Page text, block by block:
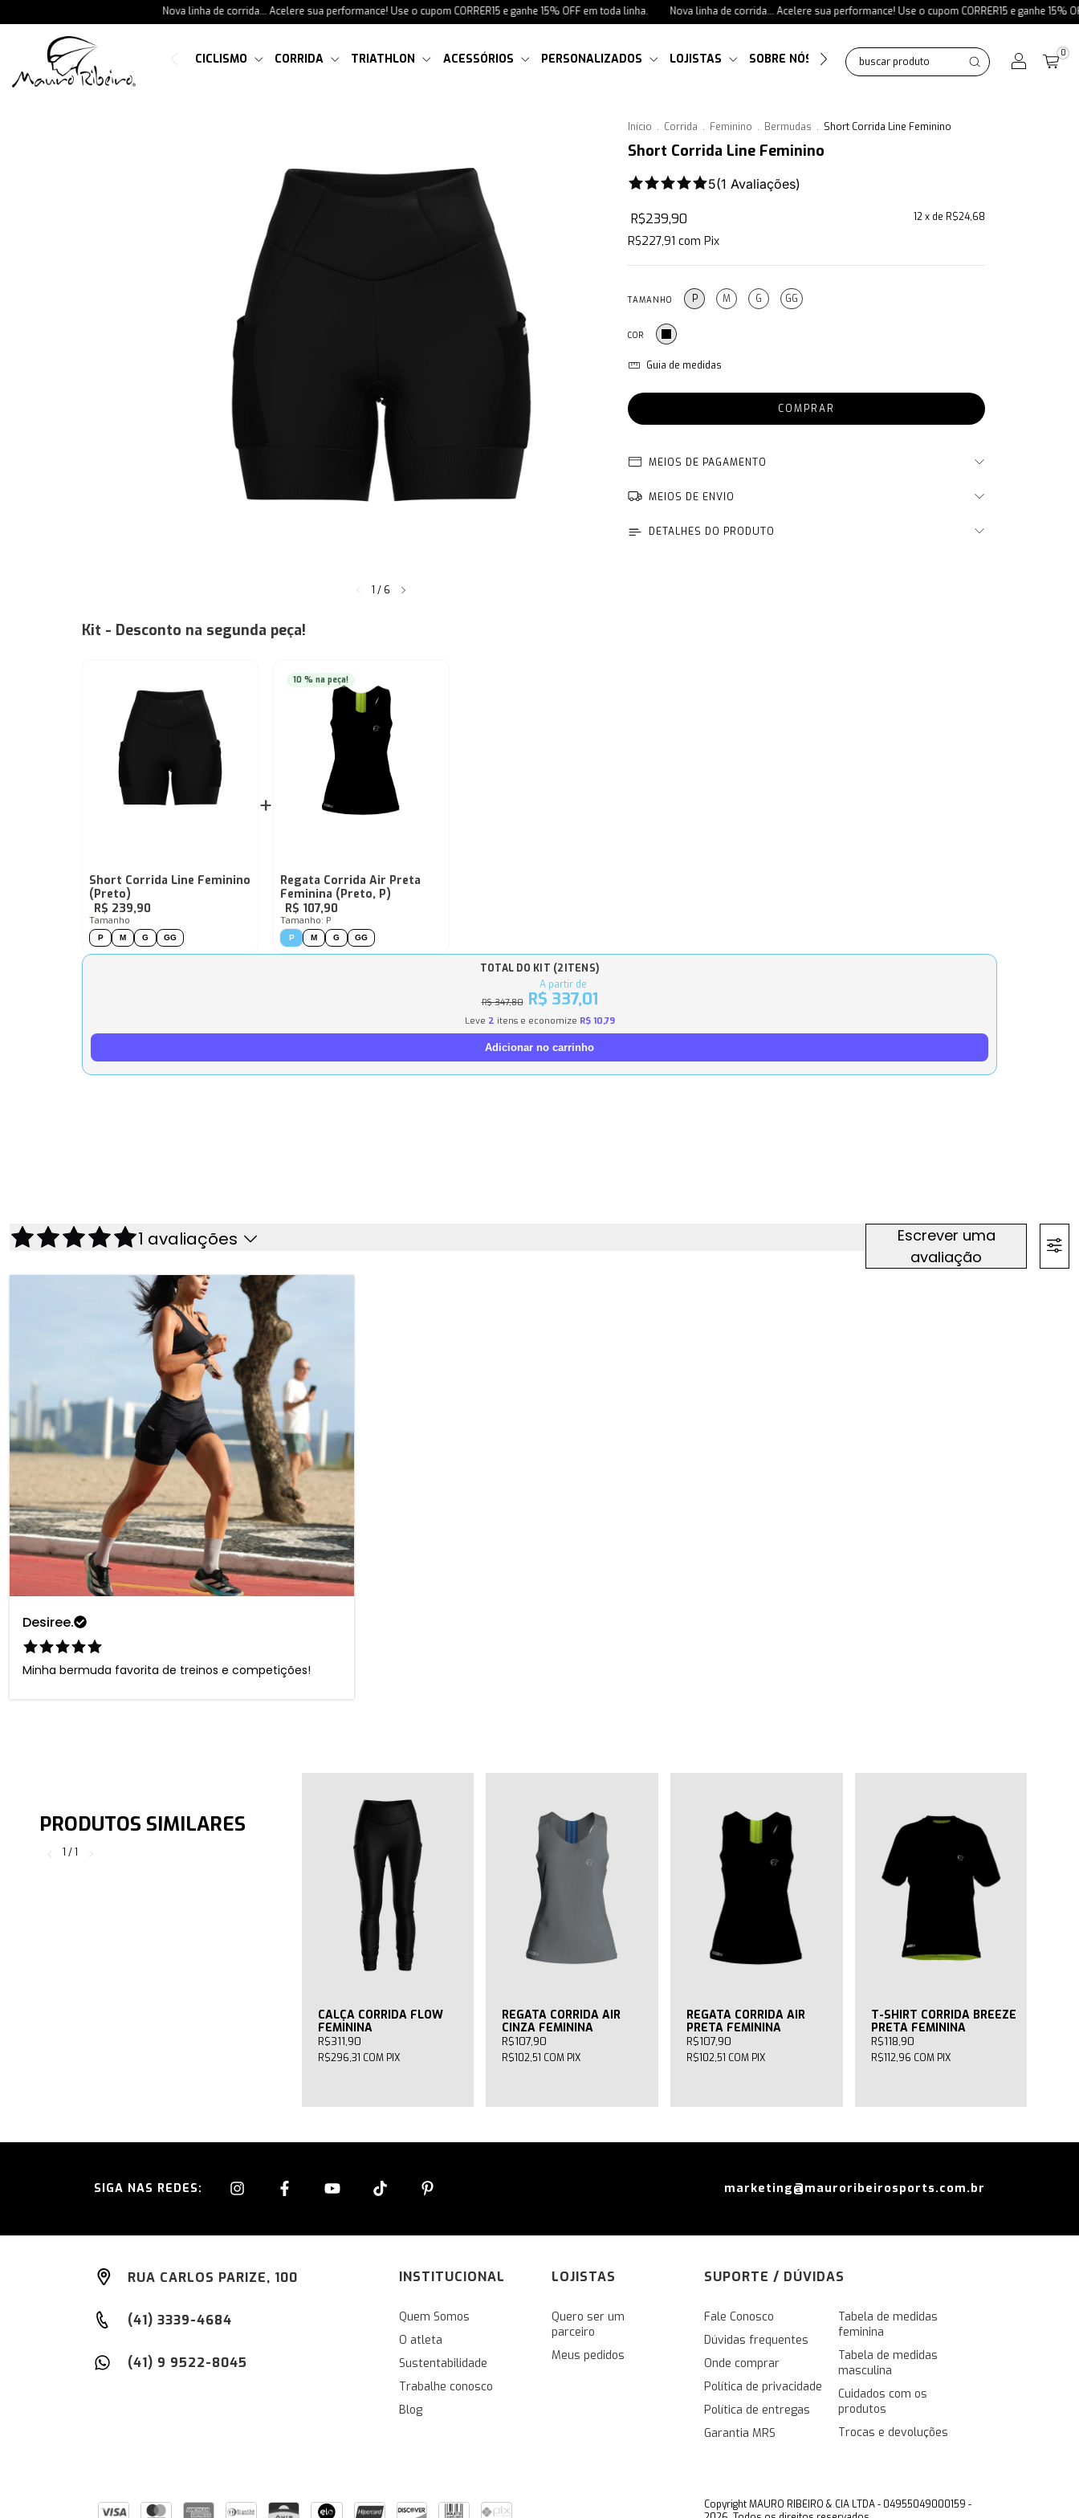
Nova linha de corrida... Acelere sua performance! Use o cupom CORRER15 e ganhe 15% OFF em toda linha. Nova linha de corrida... Acelere sua performance! Use o cupom CORRER15 e ganhe 15% OFF em
CICLISMO CORRIDA TRIATHLON ACESSÓRIOS PERSONALIZADOS LOJISTAS SOBRE NÓS GUIA DE MEDIDAS 0
1 / 6
Início . Corrida . Feminino . Bermudas . Short Corrida Line Feminino
Short Corrida Line Feminino
5(1 Avaliações)
R$239,90 12x de R$24,68
R$227,91 com Pix
TAMANHO P M G GG
COR
Guia de medidas
MEIOS DE PAGAMENTO
MEIOS DE ENVIO
DETALHES DO PRODUTO
Kit - Desconto na segunda peça!
Short Corrida Line Feminino
(Preto)
R$ 239,90
Tamanho
P M G GG
+
10 % na peça!
Regata Corrida Air Preta
Feminina (Preto, P)
R$ 107,90
Tamanho: P
P M G GG
TOTAL DO KIT (2 ITENS)
R$ 347,80
A partir de
R$ 337,01
Leve 2 itens e economize R$ 10,79
Adicionar no carrinho
1 avaliações
Escrever uma
avaliação
Desiree.
Minha bermuda favorita de treinos e competições!
PRODUTOS SIMILARES
1 /1
CALÇA CORRIDA FLOW
FEMININA
R$311,90
R$296,31 COM PIX
REGATA CORRIDA AIR
CINZA FEMININA
R$107,90
R$102,51 COM PIX
REGATA CORRIDA AIR
PRETA FEMININA
R$107,90
R$102,51 COM PIX
T-SHIRT CORRIDA BREEZE
PRETA FEMININA
R$118,90
R$112,96 COM PIX
SIGA NAS REDES: marketing@mauroribeirosports.com.br
RUA CARLOS PARIZE, 100
(41) 3339-4684
(41) 9 9522-8045
INSTITUCIONAL
Quem Somos
O atleta
Sustentabilidade
Trabalhe conosco
Blog
LOJISTAS
Quero ser um
parceiro
Meus pedidos
SUPORTE / DÚVIDAS
Fale Conosco
Dúvidas frequentes
Onde comprar
Política de privacidade
Política de entregas
Garantia MRS
Tabela de medidas
feminina
Tabela de medidas
masculina
Cuidados com os
produtos
Trocas e devoluções
Copyright MAURO RIBEIRO & CIA LTDA - 04955049000159 -